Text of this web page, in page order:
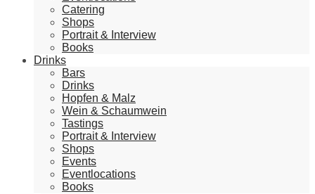
Catering
Shops
Portrait & Interview
Books
Drinks
Bars
Drinks
Hopfen & Malz
Wein & Schaumwein
Tastings
Portrait & Interview
Shops
Events
Eventlocations
Books